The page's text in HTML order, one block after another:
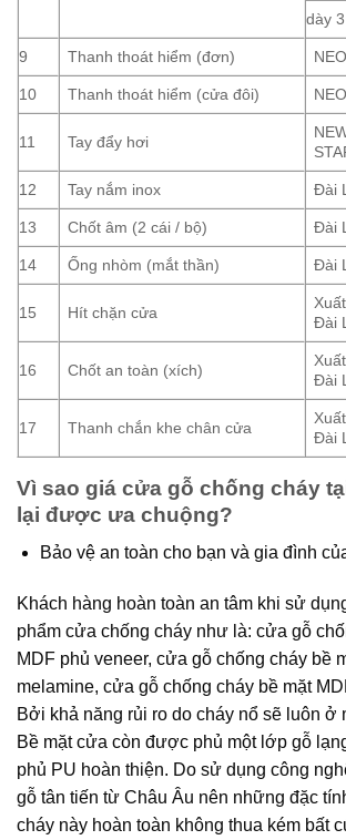
dày
9 Thanh thoát hiểm (đơn) NEO
10 Thanh thoát hiểm (cửa đôi) NEO
11 Tay đẩy hơi
12 Tay nắm inox Đài
13 Chốt âm (2 cái / bộ) Đài
14 Ống nhòm (mắt thần) Đài
15 Hít chặn cửa
Đài
16 Chốt an toàn (xích)
Đài
17 Thanh chắn khe chân cửa
Đài
Vì sao giá cửa gỗ chống cháy
lại được ưa chuộng?
Bảo vệ an toàn cho bạn và gia đình
Khách hàng hoàn toàn an tâm khi sử
phẩm cửa chống cháy như là: cửa gỗ
MDF phủ veneer, cửa gỗ chống cháy bề
melamine, cửa gỗ chống cháy bề mặt
Bởi khả năng rủi ro do cháy nổ sẽ luôn ở
Bề mặt cửa còn được phủ một lớp gỗ
phủ PU hoàn thiện. Do sử dụng công
gỗ tân tiến từ Châu Âu nên những đặc
cháy này hoàn toàn không thua kém bất